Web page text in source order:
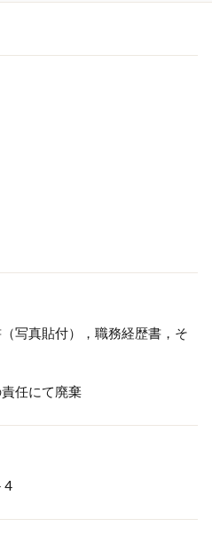
写真貼付），職務経歴書，そ
任にて廃棄
4